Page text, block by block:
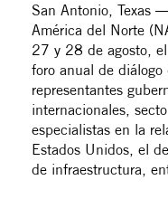
San Antonio, Texas
América del Norte
27 y 28 de agosto,
foro anual de
representantes
internacionales,
especialistas en la
Estados Unidos, el
de infraestructura,